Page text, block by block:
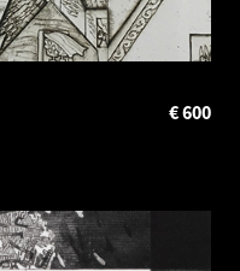
600
€